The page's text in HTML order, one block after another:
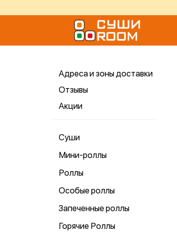
Адреса и зоны доставки
Отзывы
Акции
Суши
Мини-роллы
Роллы
Особые роллы
Запеченные роллы
Горячие Роллы